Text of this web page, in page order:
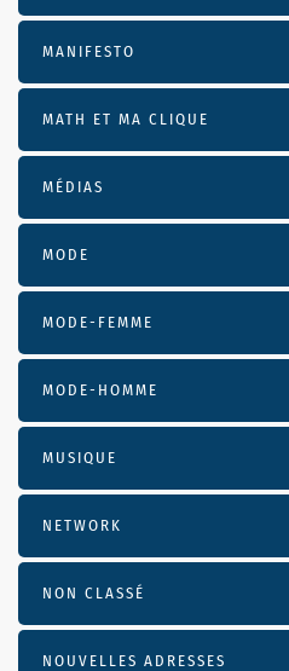
MANIFESTO
MATH ET MA CLIQUE
MÉDIAS
MODE
MODE-FEMME
MODE-HOMME
MUSIQUE
NETWORK
NON CLASSÉ
NOUVELLES ADRESSES